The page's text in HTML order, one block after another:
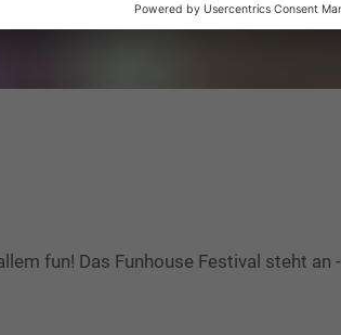
fun! Das Funhouse Festival steht an -